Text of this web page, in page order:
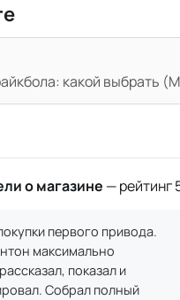
какой выбрать
о магазине — рейтинг
первого привода.
максимально
показал и
Собрал полный